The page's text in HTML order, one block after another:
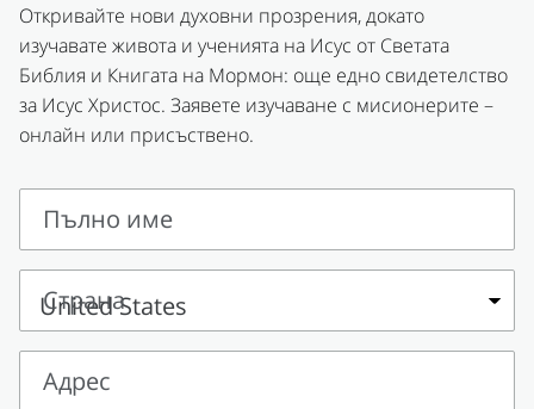
Откривайте нови духовни прозрения, докато
изучавате живота и ученията на Исус от Светата
Библия и Книгата на Мормон: още едно свидетелство
за Исус Христос. Заявете изучаване с мисионерите –
онлайн или присъствено.
Пълно име
Пълно
име
Страна
Страна
Адрес